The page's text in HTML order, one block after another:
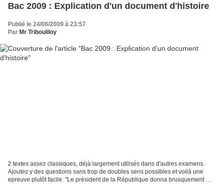
Bac 2009 : Explication d'un document d'histoire
Publié le 24/06/2009 à 23:57
Par Mr Tribouilloy
2 textes assez classiques, déjà largement utilisés dans d'autres examens.
Ajoutez y des questions sans trop de doubles sens possibles et voilà une
epreuve plutôt facile. "Le président de la République donna brusquement sa